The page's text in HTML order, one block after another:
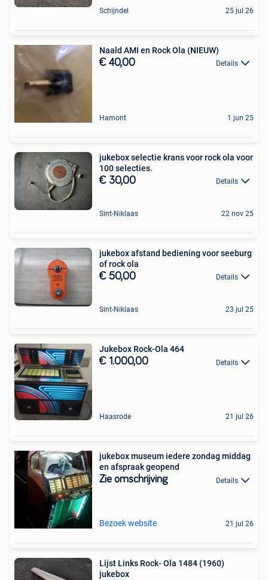
Schijndel 25 jul 26
Naald AMI en Rock Ola (NIEUW)
€ 40,00 Details
Hamont 1 jun 25
jukebox selectie krans voor rock ola voor
100 selecties.
€ 30,00 Details
Sint-Niklaas 22 nov 25
jukebox afstand bediening voor seeburg
of rock ola
€ 50,00 Details
Sint-Niklaas 23 jul 25
Jukebox Rock-Ola 464
€ 1.000,00 Details
Haasrode 21 jul 26
jukebox museum iedere zondag middag
en afspraak geopend
Zie omschrijving Details
Bezoek website 21 jul 26
Lijst Links Rock- Ola 1484 (1960)
jukebox